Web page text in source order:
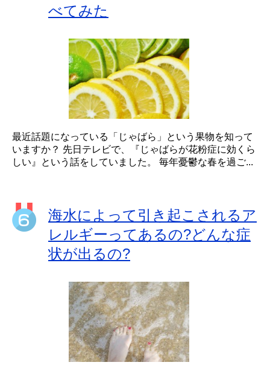
べてみた
最近話題になっている「じゃばら」という果物を知って
いますか？ 先日テレビで、『じゃばらが花粉症に効くら
しい』という話をしていました。 毎年憂鬱な春を過ご...
海水によって引き起こされるア
レルギーってあるの?どんな症
状が出るの?